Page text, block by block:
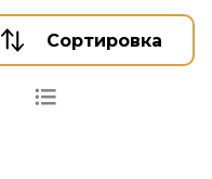
Сортировка